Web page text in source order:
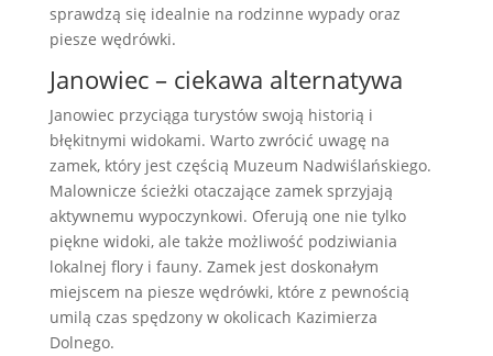
sprawdzą się idealnie na rodzinne wypady oraz
piesze wędrówki.
Janowiec – ciekawa alternatywa
Janowiec przyciąga turystów swoją historią i
błękitnymi widokami. Warto zwrócić uwagę na
zamek, który jest częścią Muzeum Nadwiślańskiego.
Malownicze ścieżki otaczające zamek sprzyjają
aktywnemu wypoczynkowi. Oferują one nie tylko
piękne widoki, ale także możliwość podziwiania
lokalnej flory i fauny. Zamek jest doskonałym
miejscem na piesze wędrówki, które z pewnością
umilą czas spędzony w okolicach Kazimierza
Dolnego.